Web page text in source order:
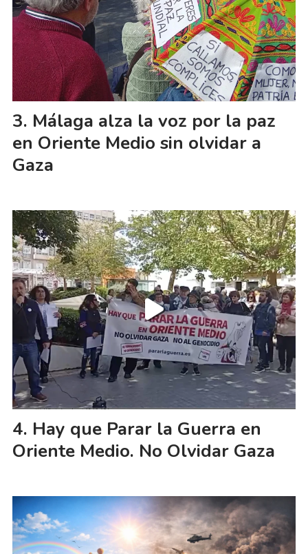
Málaga alza la voz por la paz
en Oriente Medio sin olvidar a
Gaza
Hay que Parar la Guerra en
Oriente Medio. No Olvidar Gaza